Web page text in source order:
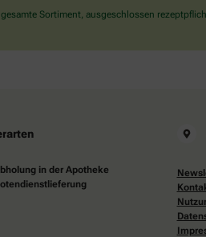
Sortiment, ausgeschlossen
in der Apotheke